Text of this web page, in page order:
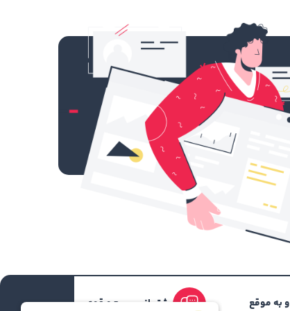
به موقع پشتیبانی سریع و قوی